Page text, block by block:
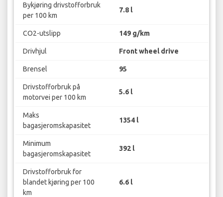
Bykjøring drivstofforbruk
per 100 km
7.8 l
CO2-utslipp 149 g/km
Drivhjul Front wheel drive
Brensel 95
Drivstofforbruk på
motorvei per 100 km
5.6 l
Maks
bagasjeromskapasitet
1354 l
Minimum
bagasjeromskapasitet
392 l
Drivstofforbruk for
blandet kjøring per 100
km
6.6 l